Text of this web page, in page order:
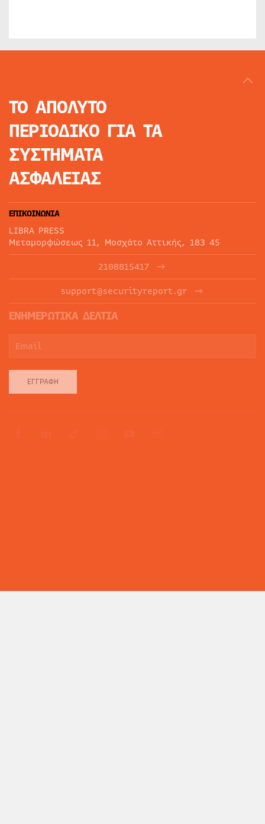
ΤΟ ΑΠΟΛΥΤΟ
ΠΕΡΙΟΔΙΚΟ ΓΙΑ ΤΑ
ΣΥΣΤΗΜΑΤΑ
ΑΣΦΑΛΕΙΑΣ
ΕΠΙΚΟΙΝΩΝΙΑ
LIBRA PRESS
Μεταμορφώσεως 11, Μοσχάτο Αττικής, 183 45
2108815417
support@securityreport.gr
ΕΝΗΜΕΡΩΤΙΚΑ ΔΕΛΤΙΑ
ΕΓΓΡΑΦΉ